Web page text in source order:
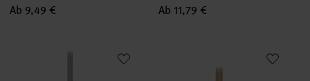
Ab 9,49 € Ab 11,79 €
KnitPro Nadelspiel 20cm MessingNadelspiel 15cm Bambus